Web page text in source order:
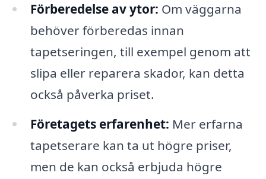
Förberedelse av ytor: Om väggarna
behöver förberedas innan
tapetseringen, till exempel genom att
slipa eller reparera skador, kan detta
också påverka priset.
Företagets erfarenhet: Mer erfarna
tapetserare kan ta ut högre priser,
men de kan också erbjuda högre